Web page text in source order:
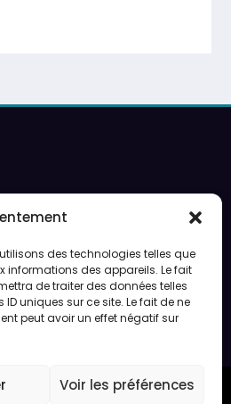
des technologies telles que
informations des appareils. Le fait
de traiter des données telles
uniques sur ce site. Le fait de ne
peut avoir un effet négatif sur
Voir les préférences